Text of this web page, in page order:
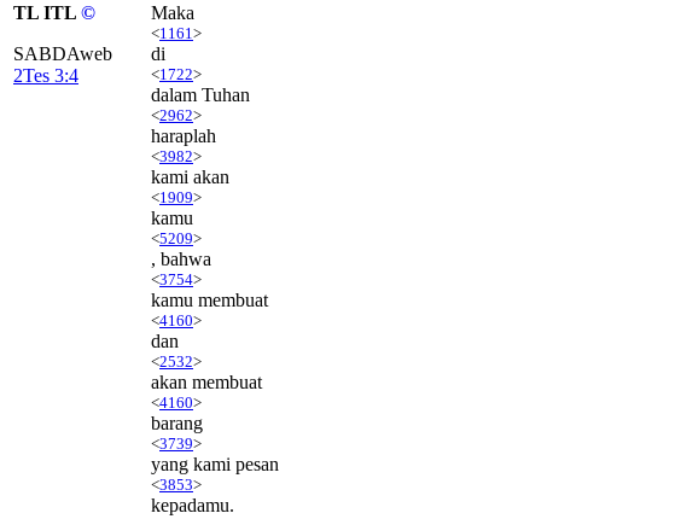
TL ITL ©
SABDAweb
2Tes 3:4
Maka
<1161 >
di
<1722>
dalam Tuhan
<2962>
haraplah
<3982>
kami akan
<1909>
kamu
<5209>
, bahwa
<3754>
kamu membuat
<4160>
dan
<2532>
akan membuat
<4160>
barang
<3739>
yang kami pesan
<3853>
kepadamu.